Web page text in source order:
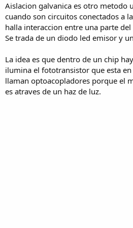
Aislacion galvanica es otro metodo
cuando son circuitos conectados a
halla interaccion entre una parte
Se trada de un diodo led emisor y
La idea es que dentro de un chip
ilumina el fototransistor que esta
llaman optoacopladores porque el
es atraves de un haz de luz.